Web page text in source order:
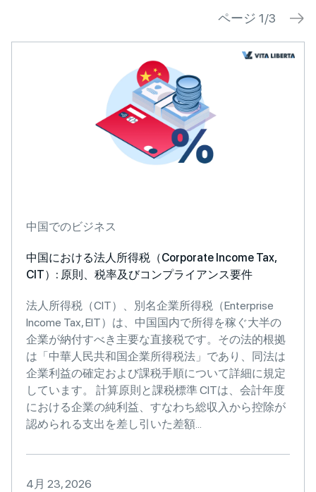
ページ 1/3
中国でのビジネス
中国における法人所得税（Corporate Income Tax,
CIT）: 原則、税率及びコンプライアンス要件
法人所得税（CIT）、別名企業所得税（Enterprise
Income Tax, EIT）は、中国国内で所得を稼ぐ大半の
企業が納付すべき主要な直接税です。その法的根拠
は「中華人民共和国企業所得税法」であり、同法は
企業利益の確定および課税手順について詳細に規定
しています。 計算原則と課税標準 CITは、会計年度
における企業の純利益、すなわち総収入から控除が
認められる支出を差し引いた差額...
4月 23, 2026